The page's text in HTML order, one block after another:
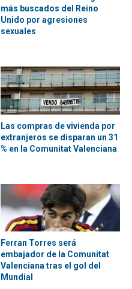
más buscados del Reino
Unido por agresiones
sexuales
Las compras de vivienda por
extranjeros se disparan un 31
% en la Comunitat Valenciana
Ferran Torres será
embajador de la Comunitat
Valenciana tras el gol del
Mundial